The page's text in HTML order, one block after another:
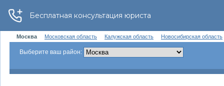
Москва Московская область Калужская область Новосибирская область
Выберите ваш район: